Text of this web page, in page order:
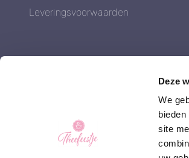
Deze
We
site
Leveringsvoorwaarden